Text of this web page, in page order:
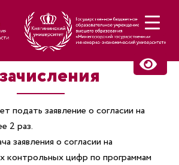
подать заявление о согласии на
2 раз.
заявления о согласии на
контрольных цифр по программам